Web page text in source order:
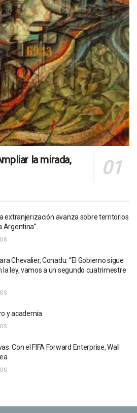
la mirada,
extranjerización avanza sobre territorios
Argentina”
Chevalier, Conadu: “El Gobierno sigue
la ley, vamos a un segundo cuatrimestre
y academia
Con el FIFA Forward Enterprise, Wall